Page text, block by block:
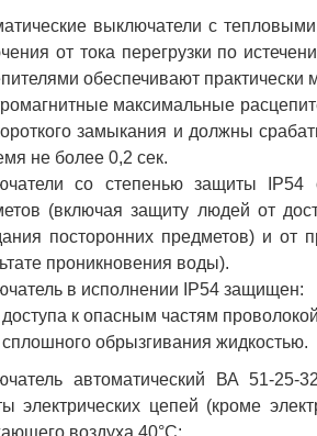
выключатели с
от тока перегрузки по
обеспечивают
максимальные
замыкания и должны
не более 0,2 сек.
со степенью защиты IP54
(включая защиту людей от
посторонних предметов) и от
проникновения воды).
в исполнении IP54 защищен:
к опасным частям
обрызгивания жидкостью.
автоматический ВА 51-25-
электрических цепей (кроме